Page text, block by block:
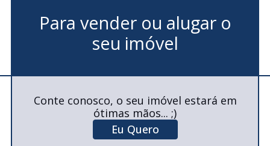
Para vender ou alugar o
seu imóvel
Conte conosco, o seu imóvel estará em
ótimas mãos... ;)
Eu Quero